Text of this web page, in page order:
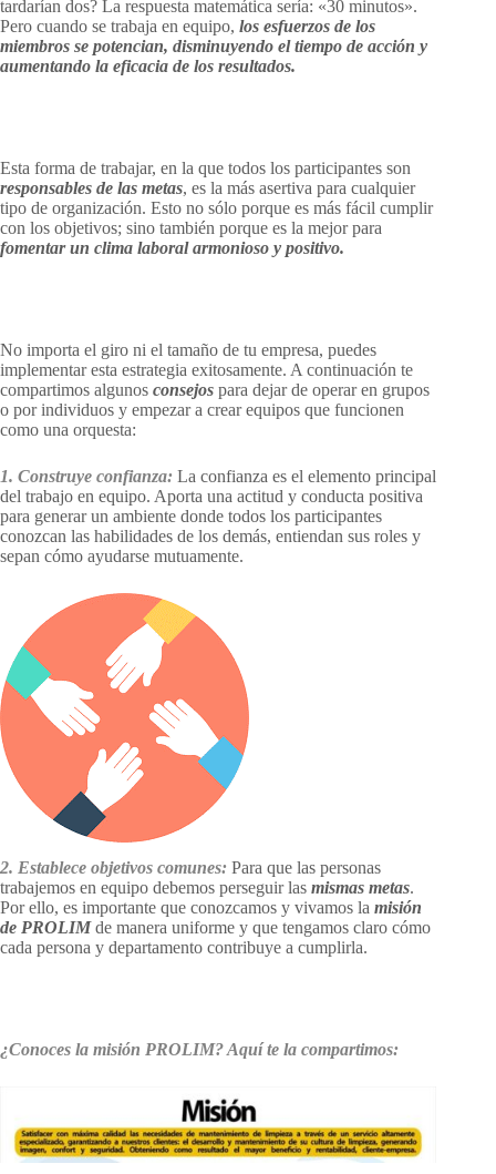
tardarían dos? La respuesta matemática sería: «30 minutos».
Pero cuando se trabaja en equipo, los esfuerzos de los
miembros se potencian, disminuyendo el tiempo de acción y
aumentando la eficacia de los resultados.
Esta forma de trabajar, en la que todos los participantes son
responsables de las metas, es la más asertiva para cualquier
tipo de organización. Esto no sólo porque es más fácil cumplir
con los objetivos; sino también porque es la mejor para
fomentar un clima laboral armonioso y positivo.
No importa el giro ni el tamaño de tu empresa, puedes
implementar esta estrategia exitosamente. A continuación te
compartimos algunos consejos para dejar de operar en grupos
o por individuos y empezar a crear equipos que funcionen
como una orquesta:
1. Construye confianza: La confianza es el elemento principal
del trabajo en equipo. Aporta una actitud y conducta positiva
para generar un ambiente donde todos los participantes
conozcan las habilidades de los demás, entiendan sus roles y
sepan cómo ayudarse mutuamente.
2. Establece objetivos comunes: Para que las personas
trabajemos en equipo debemos perseguir las mismas metas.
Por ello, es importante que conozcamos y vivamos la misión
de PROLIMde manera uniforme y que tengamos claro cómo
cada persona y departamento contribuye a cumplirla.
¿Conoces la misión PROLIM? Aquí te la compartimos: